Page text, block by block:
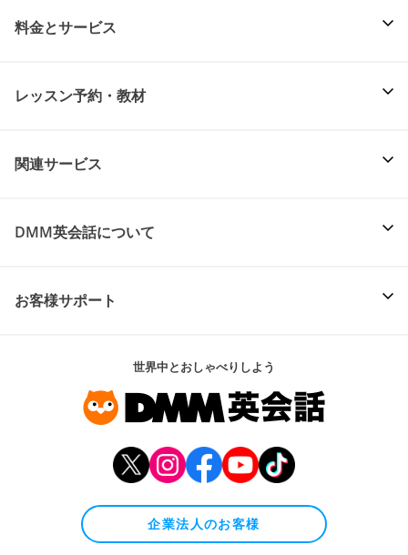
料金とサービス
レッスン予約・教材
関連サービス
DMM英会話について
お客様サポート
世界中とおしゃべりしよう
企業法人のお客様